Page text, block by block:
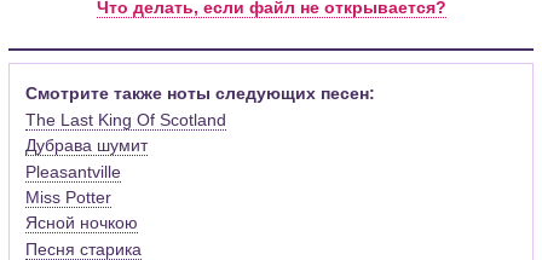
Что делать, если файл не открывается?
Смотрите также ноты следующих песен:
The Last King Of Scotland
Дубрава шумит
Pleasantville
Miss Potter
Ясной ночкою
Песня старика